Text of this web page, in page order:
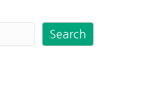
Search